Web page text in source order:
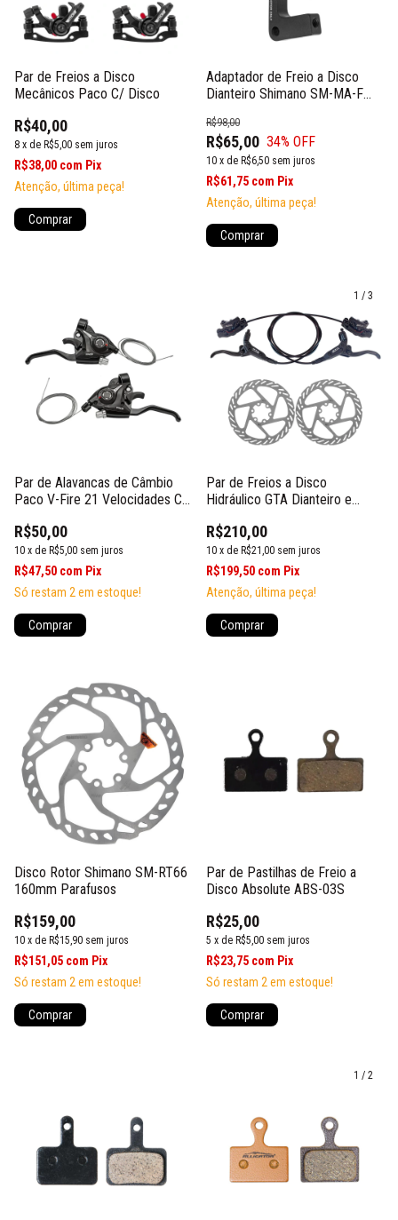
Par de Freios a Disco
Mecânicos Paco C/ Disco
R$40,00
8 x de R$5,00 sem juros
R$38,00 com Pix
Atenção, última peça!
Adaptador de Freio a Disco
Dianteiro Shimano SM-MA-F
R$65,00
R$98,00
34% OFF
10 x de R$6,50 sem juros
R$61,75 com Pix
Atenção, última peça!
Par de Alavancas de Câmbio
Paco V-Fire 21 Velocidades C/
R$50,00
10 x de R$5,00 sem juros
R$47,50 com Pix
Só restam 2 em estoque!
1 / 3
Par de Freios a Disco
Hidráulico GTA Dianteiro e
R$210,00
10 x de R$21,00 sem juros
R$199,50 com Pix
Atenção, última peça!
Disco Rotor Shimano SM-RT66
160mm Parafusos
R$159,00
10 x de R$15,90 sem juros
R$151,05 com Pix
Só restam 2 em estoque!
Comprar
Par de Pastilhas de Freio a
Disco Absolute ABS-03S
R$25,00
5 x de R$5,00 sem juros
R$23,75 com Pix
Só restam 2 em estoque!
1 / 2